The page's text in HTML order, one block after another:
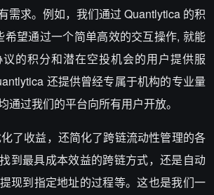
需求。例如，我们通过 Quantlytica 的积
希望通过一个简单高效的交互操作, 就能
的积分和潜在空投机会的用户提供服
还提供曾经专属于机构的专业量
通过我们的平台向所有用户开放。
了收益，还简化了跨链流动性管理的各
最具成本效益的跨链方式，还是自动
现到指定地址的过程等。这也是我们一